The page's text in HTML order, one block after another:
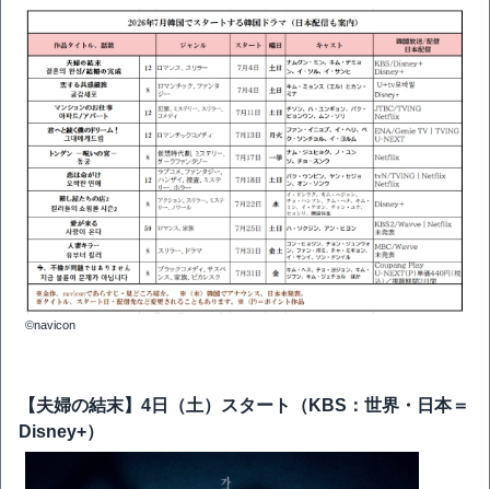
©navicon
【夫婦の結末】4日（土）スタート（KBS：世界・日本＝
Disney+）